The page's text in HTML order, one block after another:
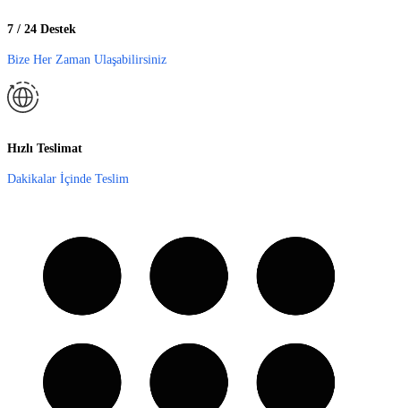
7 / 24 Destek
Bize Her Zaman Ulaşabilirsiniz
Hızlı Teslimat
Dakikalar İçinde Teslim